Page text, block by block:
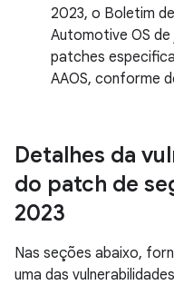
2023, o Boletim
Automotive OS
patches
AAOS, conforme
Detalhes da
do patch de
2023
Nas seções abaixo,
uma das